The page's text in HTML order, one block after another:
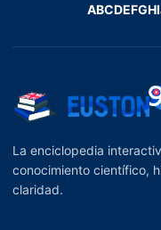
ABCDEFGHI
La enciclopedia
conocimiento científico,
claridad.